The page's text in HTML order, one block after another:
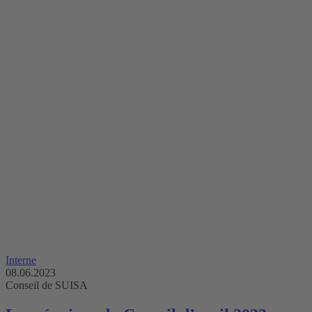
Interne
08.06.2023
Conseil de SUISA